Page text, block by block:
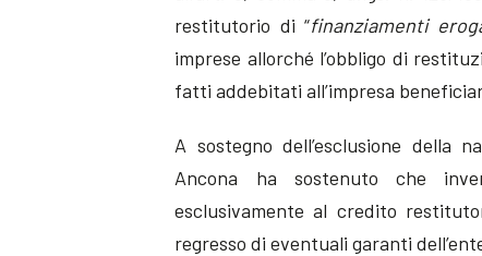
restitutorio di “finanziamenti
imprese allorché l’obbligo di
fatti addebitati all’impresa
A sostegno dell’esclusione
Ancona ha sostenuto che
esclusivamente al credito
regresso di eventuali garanti